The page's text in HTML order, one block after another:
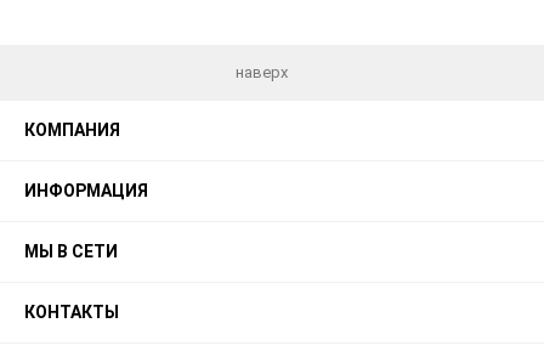
наверх
КОМПАНИЯ
ИНФОРМАЦИЯ
МЫ В СЕТИ
КОНТАКТЫ